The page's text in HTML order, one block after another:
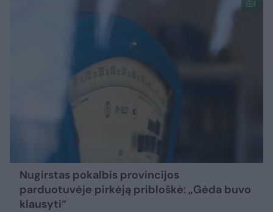
1
Nugirstas pokalbis provincijos
parduotuvėje pirkėją pribloškė: „Gėda buvo
klausyti“